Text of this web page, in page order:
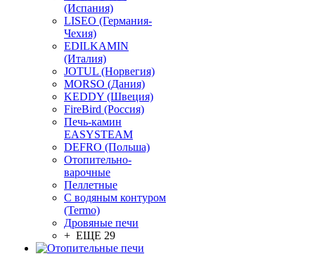
(Испания)
LISEO (Германия-
Чехия)
EDILKAMIN
(Италия)
JOTUL (Норвегия)
MORSO (Дания)
KEDDY (Швеция)
FireBird (Россия)
Печь-камин
EASYSTEAM
DEFRO (Польша)
Отопительно-
варочные
Пеллетные
С водяным контуром
(Termo)
Дровяные печи
+ ЕЩЕ 29